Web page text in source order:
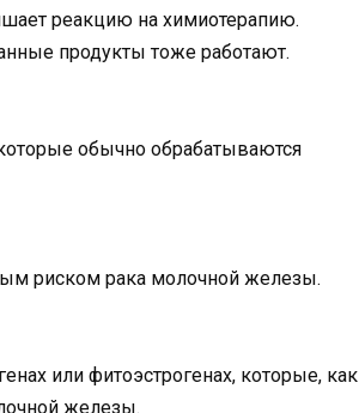
реакцию на химиотерапию.
продукты тоже работают.
обычно обрабатываются
риском рака молочной железы.
или фитоэстрогенах, которые, как
железы.